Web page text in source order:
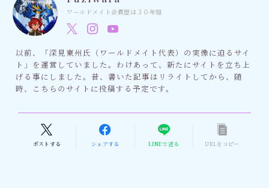
ワールドメイト会員歴は３０年超
以前、「深見東州氏（ワールドメイト代表）の実像に迫るサイ
ト」を運営していました。わけあって、新たにサイトを立ち上
げる事にしました。昔、書いた記事はリライトしてから、随
時、こちらのサイトに投稿する予定です。
ポストする シェアする LINEで送る URLをコピー